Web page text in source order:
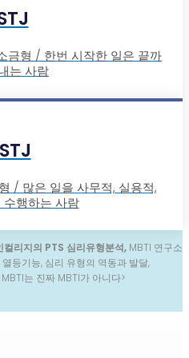
금형 / 한번 시작한 일은 끝까
는 사람
/ 많은 일을 사무적, 실용적,
수행하는 사람
컬리지의 PTS 심리유형분석, MBTI 연구소
등기능, 심리 유형의 역동과 발달,
는 진짜 MBTI가 아니다>